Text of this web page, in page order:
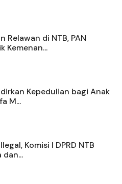
Relawan di NTB, PAN
Kemenan...
Kepedulian bagi Anak
M...
Komisi I DPRD NTB
dan...